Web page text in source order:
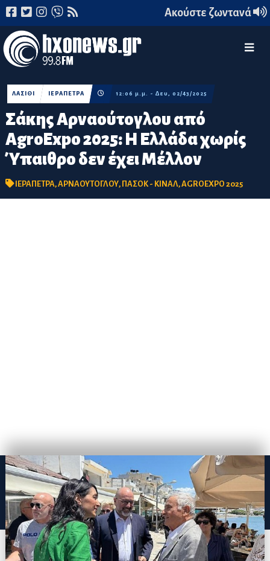
Ακούστε ζωντανά
Σάκης Αρναούτογλου από
AgroExpo 2025: H Ελλάδα χωρίς
Ύπαιθρο δεν έχει Μέλλον
ΛΑΣΙΘΙ ΙΕΡΑΠΕΤΡΑ 12:06 μ.μ. - Δευ, 02/43/2025
ΙΕΡΑΠΕΤΡΑ,ΑΡΝΑΟΥΤΟΓΛΟΥ, ΠΑΣΟΚ - ΚΙΝΑΛ,AGROEXPO 2025